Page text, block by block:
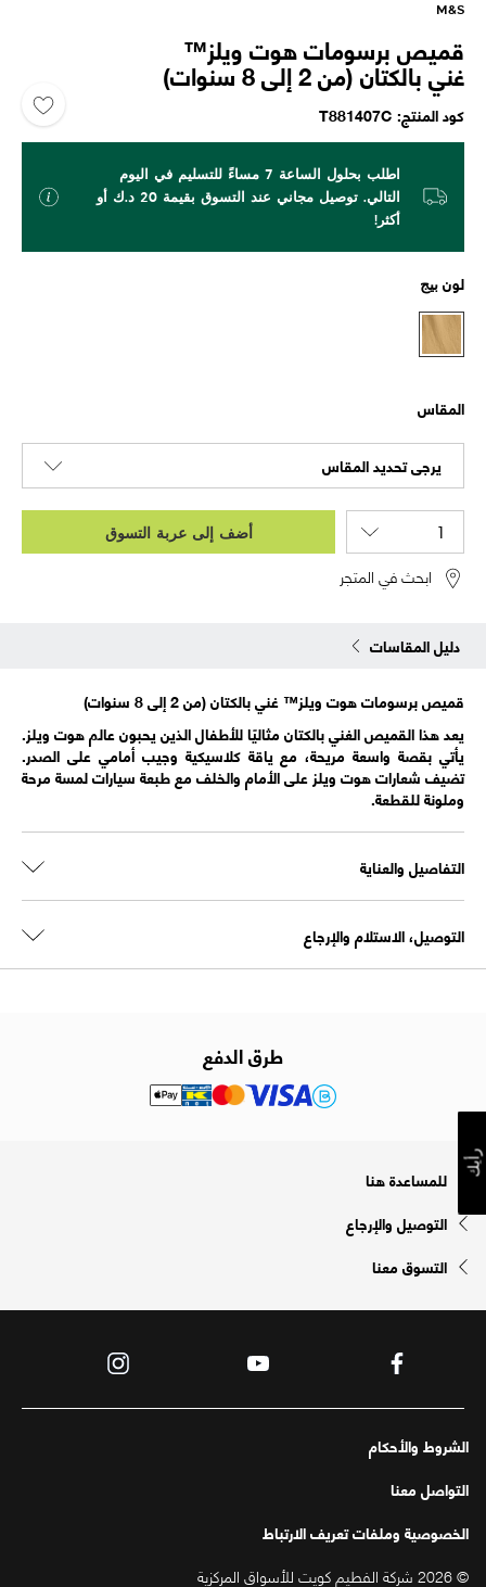
M&S
قميص برسومات هوت ويلز™
غني بالكتان (من 2 إلى 8 سنوات)
كود المنتج T881407C
اطلب بحلول الساعة 7 مساءً للتسليم في اليوم
التالي. توصيل مجاني عند التسوق بقيمة 20 د.ك أو
أكثر!
لون بيج
المقاس
يرجى تحديد المقاس
أضف إلى عربة التسوق
ابحث في المتجر
دليل المقاسات
قميص برسومات هوت ويلز™ غني بالكتان (من 2 إلى 8 سنوات)
يعد هذا القميص الغني بالكتان مثاليًا للأطفال الذين يحبون عالم هوت ويلز.
يأتي بقصة واسعة مريحة، مع ياقة كلاسيكية وجيب أمامي على الصدر.
تضيف شعارات هوت ويلز على الأمام والخلف مع طبعة سيارات لمسة مرحة
وملونة للقطعة.
التفاصيل والعناية
التوصيل، الاستلام والإرجاع
طرق الدفع
للمساعدة هنا
التوصيل والإرجاع
التسوق معنا
الشروط والأحكام
التواصل معنا
الخصوصية وملفات تعريف الارتباط
© 2026 شركة الفطيم كويت للأسواق المركزية
رأيك